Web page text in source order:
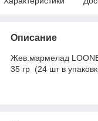
Описание
Жев.мармелад
35 гр (24 шт в